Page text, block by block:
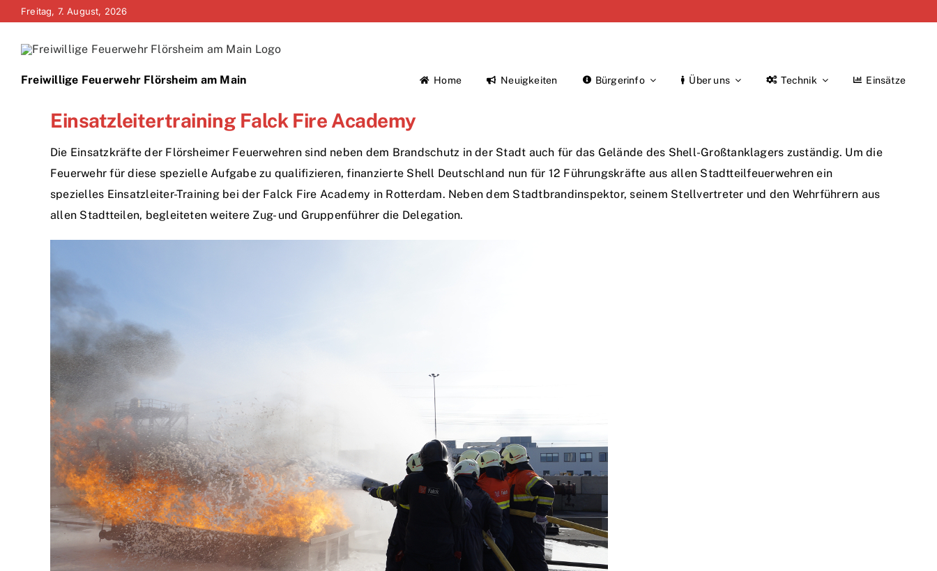
Zum
springen
Freitag, 7. August, 2026
Freiwillige Feuerwehr Flörsheim am Main Home Neuigkeiten Bürgerinfo Über uns Technik Einsätze
Einsatzleitertraining Falck Fire Academy
Die Einsatzkräfte der Flörsheimer Feuerwehren sind neben dem Brandschutz in der Stadt auch für das Gelände des Shell-Großtanklagers zuständig. Um die
Feuerwehr für diese spezielle Aufgabe zu qualifizieren, finanzierte Shell Deutschland nun für 12 Führungskräfte aus allen Stadtteilfeuerwehren ein
spezielles Einsatzleiter-Training bei der Falck Fire Academy in Rotterdam. Neben dem Stadtbrandinspektor, seinem Stellvertreter und den Wehrführern aus
allen Stadtteilen, begleiteten weitere Zug- und Gruppenführer die Delegation.